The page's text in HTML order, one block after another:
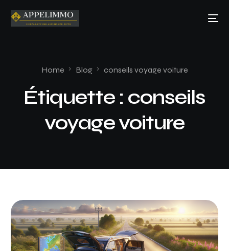
Home Blog conseils voyage voiture
Étiquette : conseils
voyage voiture